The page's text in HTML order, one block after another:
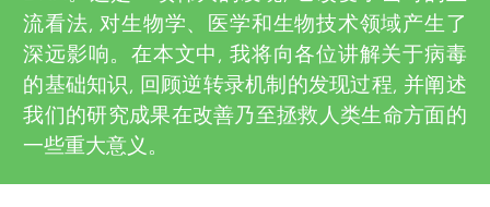
n
d
s
r
s
流看法, 对生物学、医学和生物技术领域产生了
深远影响。在本文中, 我将向各位讲解关于病毒
的基础知识, 回顾逆转录机制的发现过程, 并阐述
我们的研究成果在改善乃至拯救人类生命方面的
一些重大意义。